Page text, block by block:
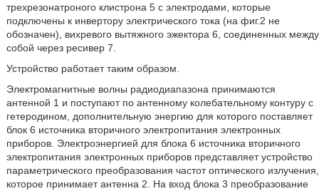
трехрезонатроного клистрона 5 с электродами, которые
подключены к инвертору электрического тока (на фиг.2 не
обозначен), вихревого вытяжного эжектора 6, соединенных между
собой через ресивер 7.
Устройство работает таким образом.
Электромагнитные волны радиодиапазона принимаются
антенной 1 и поступают по антенному колебательному контуру с
гетеродином, дополнительную энергию для которого поставляет
блок 6 источника вторичного электропитания электронных
приборов. Электроэнергией для блока 6 источника вторичного
электропитания электронных приборов представляет устройство
параметрического преобразования частот оптического излучения,
которое принимает антенна 2. На вход блока 3 преобразование